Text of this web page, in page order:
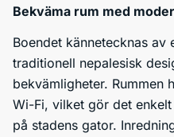
Bekväma rum med
Boendet kännetecknas
traditionell nepalesisk
bekvämligheter. Rummen
Wi-Fi, vilket gör det
på stadens gator.